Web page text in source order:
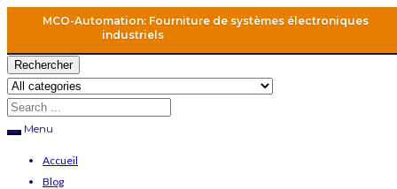
MCO-Automation: Fourniture de systèmes électroniques
industriels
Rechercher
Menu
Accueil
Blog